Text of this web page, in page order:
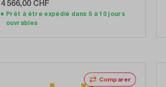
4 566,00 CHF
Prêt à être expédié dans 5 à 10 jours
ouvrables
Ajouter au panier
Comparer